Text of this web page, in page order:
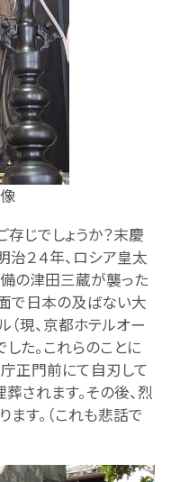
じでしょうか？末慶
治２４年、ロシア皇太
の津田三蔵が襲った
で日本の及ばない大
現、京都ホテルオー
た。これらのことに
正門前にて自刃して
されます。その後、烈
す。（これも悲話で